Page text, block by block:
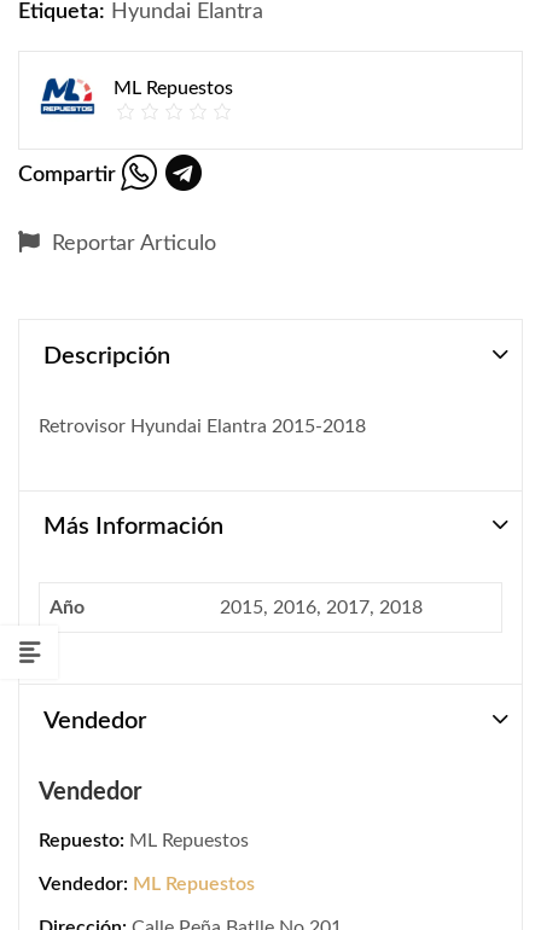
Etiqueta: Hyundai Elantra
ML Repuestos
Compartir
Reportar Articulo
Descripción
Retrovisor Hyundai Elantra 2015-2018
Más Información
Año 2015, 2016, 2017, 2018
Vendedor
Vendedor
Repuesto: ML Repuestos
Vendedor: ML Repuestos